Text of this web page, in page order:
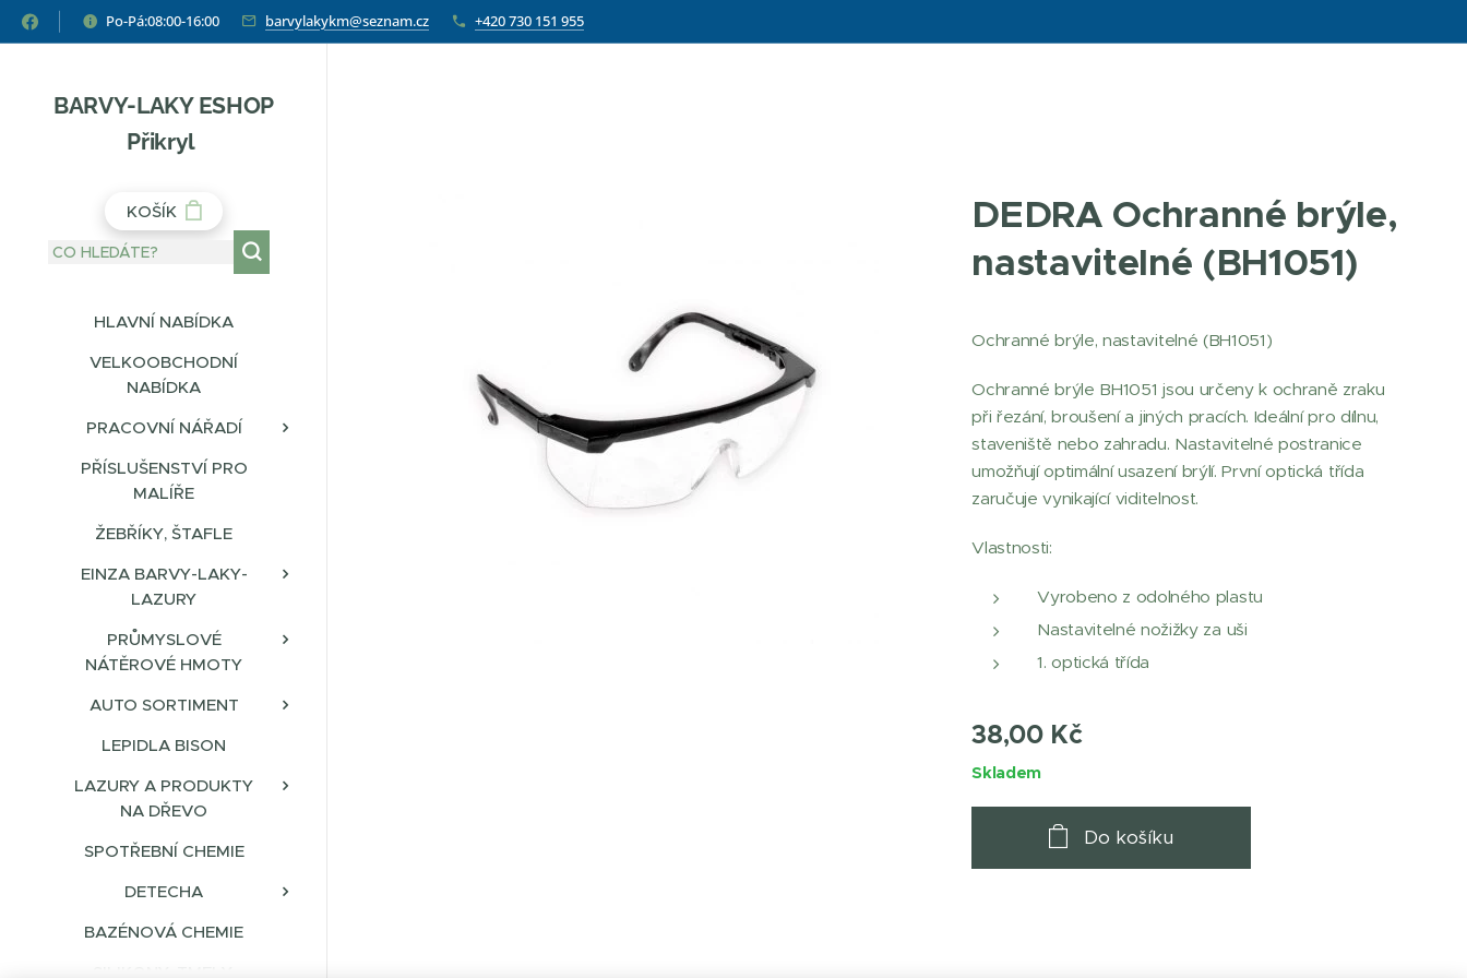
Po-Pá:08:00-16:00 barvylakykm@seznam.cz +420 730 151 955
BARVY-LAKY ESHOP
Přikryl
KOŠÍK
HLAVNÍ NABÍDKA
VELKOOBCHODNÍ
NABÍDKA
PRACOVNÍ NÁŘADÍ
PŘÍSLUŠENSTVÍ PRO
MALÍŘE
ŽEBŘÍKY, ŠTAFLE
EINZA BARVY-LAKY-
LAZURY
PRŮMYSLOVÉ
NÁTĚROVÉ HMOTY
AUTO SORTIMENT
LEPIDLA BISON
LAZURY A PRODUKTY
NA DŘEVO
SPOTŘEBNÍ CHEMIE
DETECHA
BAZÉNOVÁ CHEMIE
DEDRA Ochranné brýle,
nastavitelné (BH1051)
Ochranné brýle, nastavitelné (BH1051)
Ochranné brýle BH1051 jsou určeny k ochraně zraku
při řezání, broušení a jiných pracích. Ideální pro dílnu,
staveniště nebo zahradu. Nastavitelné postranice
umožňují optimální usazení brýlí. První optická třída
zaručuje vynikající viditelnost.
Vlastnosti:
Vyrobeno z odolného plastu
Nastavitelné nožižky za uši
1. optická třída
38,00Kč
Skladem
Do košíku